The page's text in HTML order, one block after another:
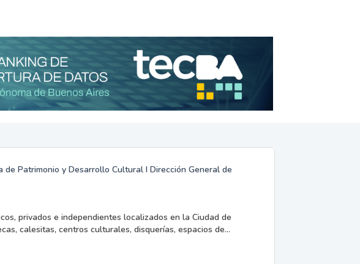
Patrimonio y Desarrollo Cultural I Dirección General de
privados e independientes localizados en la Ciudad de
calesitas, centros culturales, disquerías, espacios de...